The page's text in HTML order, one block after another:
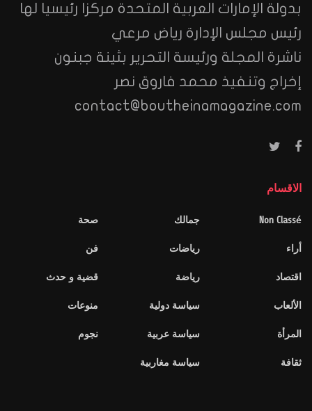
بدولة الإمارات العربية المتحدة مركزا رئيسيا لها
رئيس مجلس الإدارة رياض مرعي
ناشرة المجلة ورئيسة التحرير بثينة جبنون
إخراج وتنفيذ محمد فاروق نصر
contact@boutheinamagazine.com
الاقسام
Non Classé
أراء
اقتصاد
الألعاب
المرأة
ثقافة
جمالك
رياضات
رياضة
سياسة دولية
سياسة عربية
سياسة مغاربية
صحة
فن
قضية و حدث
منوعات
نجوم